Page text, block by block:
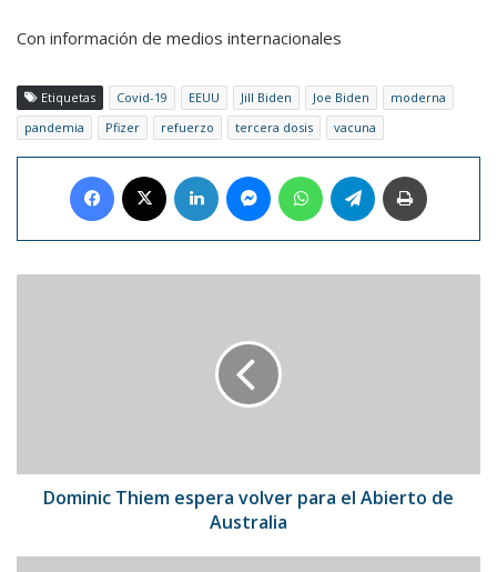
Con información de medios internacionales
Etiquetas Covid-19 EEUU Jill Biden Joe Biden
moderna
pandemia
Pfizer refuerzo tercera dosis vacuna
Facebook LinkedIn MessengerWhatsAppTelegram
Australia
Dominic Thiem espera volver para el Abierto de
Australia